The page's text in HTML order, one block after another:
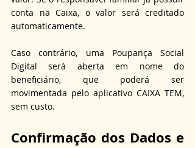
conta na Caixa, o valor será creditado
automaticamente.
Caso contrário, uma Poupança Social
Digital será aberta em nome do
beneficiário, que poderá ser
movimentada pelo aplicativo CAIXA TEM,
sem custo.
Confirmação dos Dados e